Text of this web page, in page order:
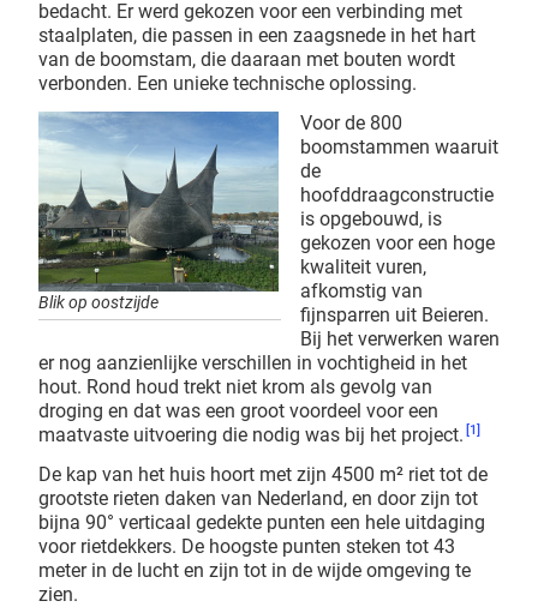
bedacht. Er werd gekozen voor een verbinding met
staalplaten, die passen in een zaagsnede in het hart
van de boomstam, die daaraan met bouten wordt
verbonden. Een unieke technische oplossing.
Blik op oostzijde
Voor de 800
boomstammen waaruit
de
hoofddraagconstructie
is opgebouwd, is
gekozen voor een hoge
kwaliteit vuren,
afkomstig van
fijnsparren uit Beieren.
Bij het verwerken waren
er nog aanzienlijke verschillen in vochtigheid in het
hout. Rond houd trekt niet krom als gevolg van
droging en dat was een groot voordeel voor een
maatvaste uitvoering die nodig was bij het project. [1]
De kap van het huis hoort met zijn 4500 m² riet tot de
grootste rieten daken van Nederland, en door zijn tot
bijna 90° verticaal gedekte punten een hele uitdaging
voor rietdekkers. De hoogste punten steken tot 43
meter in de lucht en zijn tot in de wijde omgeving te
zien.